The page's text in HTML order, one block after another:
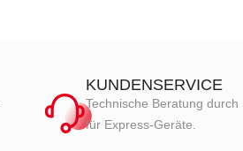
KUNDENSERVICE
Technische Beratung durch
für Express-Geräte.